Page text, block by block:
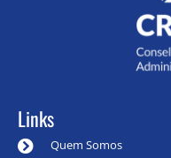
Links
Quem Somos